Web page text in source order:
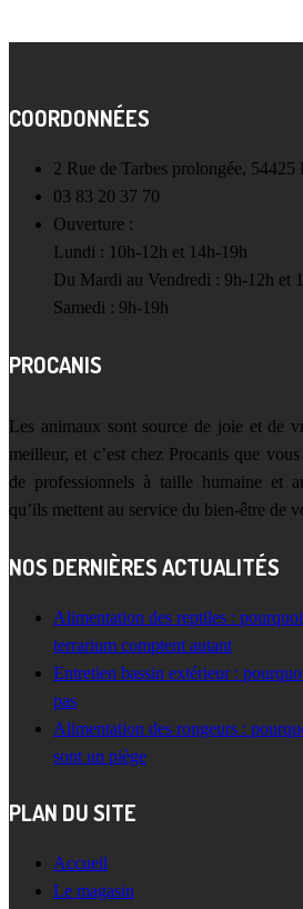
COORDONNÉES
2 Rue de Tarbes prolongée, 54425
03 83 20 37 70
Ouverture :
Lundi : 10h-12h et 14h-19h
Du Mardi au Vendredi : 9h-12h et
Samedi : 9h-19h
PROCANIS
Les animaux sont source de joie et de
meilleur, et c’est chez Procanis que
de professionnels à taille humaine et
qu’ils mettent au service du bien-être de
NOS DERNIÈRES ACTUALITÉS
Alimentation des reptiles :
terrarium comptent autant
Entretien bassin extérieur :
pas
Alimentation des rongeurs :
sont un piège
PLAN DU SITE
Accueil
Le magasin